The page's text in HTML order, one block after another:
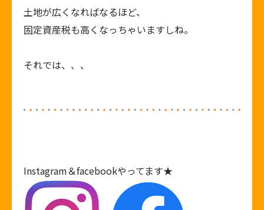
土地が広くなればなるほど、
固定資産税も高くなっちゃいますしね。
それでは、、、
Instagram＆facebookやってます★